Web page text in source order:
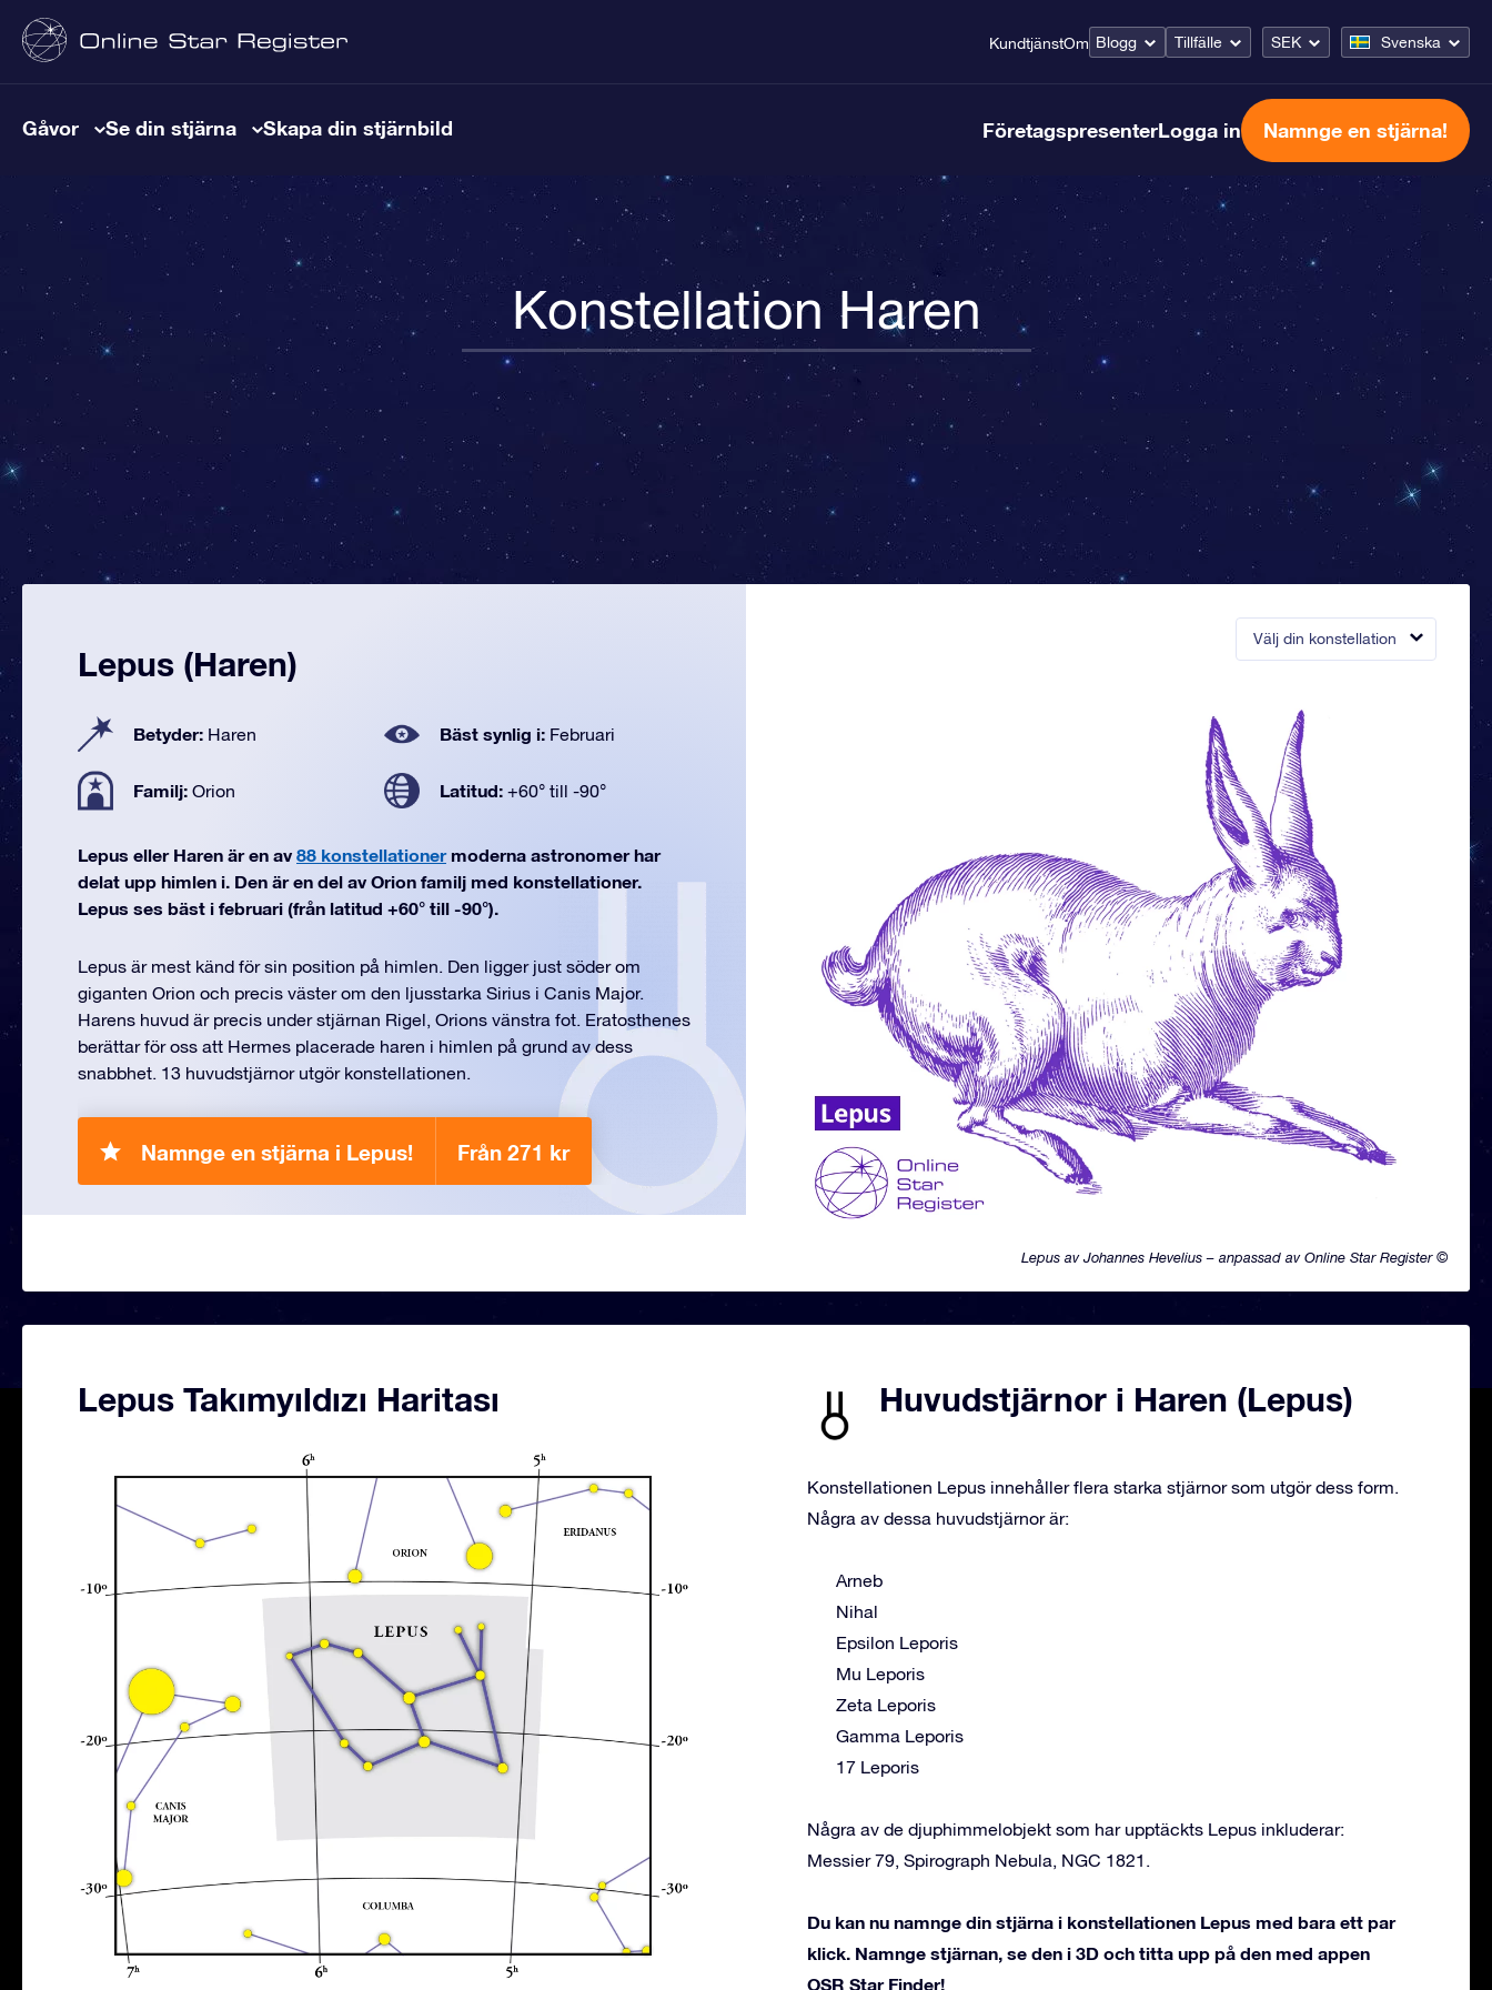
KundtjänstOm Blogg Tillfälle SEK Svenska
Gåvor Se din stjärna Skapa din stjärnbild FöretagspresenterLogga in Namnge en stjärna!
Konstellation Haren
Välj din konstellation
Lepus av Johannes Hevelius – anpassad av Online Star Register ©
Lepus (Haren)
Betyder: Haren Bäst synlig i: Februari
Familj: Orion Latitud: +60° till -90°
Lepus eller Haren är en av 88 konstellationermoderna astronomer har
delat upp himlen i. Den är en del av Orion familj med konstellationer.
Lepus ses bäst i februari (från latitud +60° till -90°).
Lepus är mest känd för sin position på himlen. Den ligger just söder om
giganten Orion och precis väster om den ljusstarka Sirius i Canis Major.
Harens huvud är precis under stjärnan Rigel, Orions vänstra fot. Eratosthenes
berättar för oss att Hermes placerade haren i himlen på grund av dess
snabbhet. 13 huvudstjärnor utgör konstellationen.
Namnge en stjärna i Lepus! Från 271 kr
Lepus Takımyıldızı Haritası Huvudstjärnor i Haren (Lepus)
Konstellationen Lepus innehåller flera starka stjärnor som utgör dess form.
Några av dessa huvudstjärnor är:
Arneb
Nihal
Epsilon Leporis
Mu Leporis
Zeta Leporis
Gamma Leporis
17 Leporis
Några av de djuphimmelobjekt som har upptäckts Lepus inkluderar:
Messier 79, Spirograph Nebula, NGC 1821.
Du kan nu namnge din stjärna i konstellationen Lepus med bara ett par
klick. Namnge stjärnan, se den i 3D och titta upp på den med appen
OSR Star Finder!